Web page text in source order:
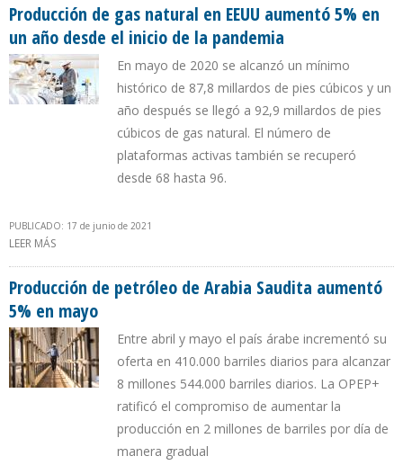
Producción de gas natural en EEUU aumentó 5% en
un año desde el inicio de la pandemia
En mayo de 2020 se alcanzó un mínimo
histórico de 87,8 millardos de pies cúbicos y un
año después se llegó a 92,9 millardos de pies
cúbicos de gas natural. El número de
plataformas activas también se recuperó
desde 68 hasta 96.
PUBLICADO: 17 de junio de 2021
LEER MÁS
Producción de petróleo de Arabia Saudita aumentó
5% en mayo
Entre abril y mayo el país árabe incrementó su
oferta en 410.000 barriles diarios para alcanzar
8 millones 544.000 barriles diarios. La OPEP+
ratificó el compromiso de aumentar la
producción en 2 millones de barriles por día de
manera gradual